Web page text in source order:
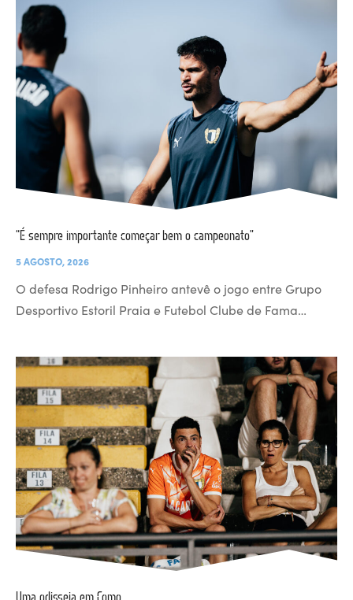
“É sempre importante começar bem o campeonato”
5 AGOSTO, 2026
O defesa Rodrigo Pinheiro antevê o jogo entre Grupo
Desportivo Estoril Praia e Futebol Clube de Fama…
Uma odisseia em Como